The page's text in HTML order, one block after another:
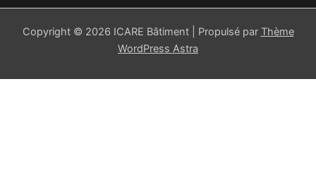
Copyright © 2026 ICARE Bâtiment | Propulsé par Thème
WordPress Astra